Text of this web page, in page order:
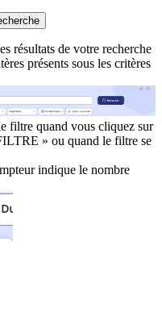
résultats de votre recherche
présents sous les critères
filtre quand vous cliquez sur
» ou quand le filtre se
indique le nombre